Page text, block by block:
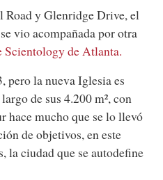
Road y Glenridge Drive, el
vio acompañada por otra
Scientology de Atlanta.
pero la nueva Iglesia es
de sus 4.200 m², con
hace mucho que se lo llevó
de objetivos, en este
ciudad que se autodefine